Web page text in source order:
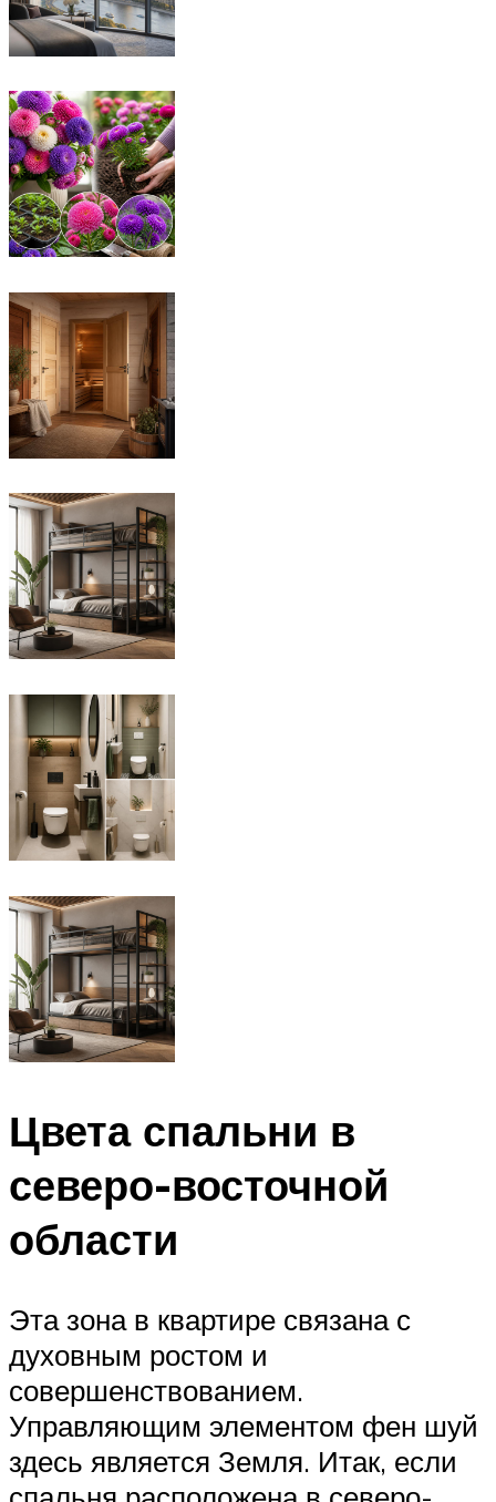
Цвета спальни в
северо-восточной
области
Эта зона в квартире связана с
духовным ростом и
совершенствованием.
Управляющим элементом фен шуй
здесь является Земля. Итак, если